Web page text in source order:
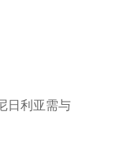
日利亚需与